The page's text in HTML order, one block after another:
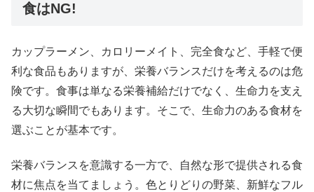
食はNG!
カップラーメン、カロリーメイト、完全食など、手軽で便
利な食品もありますが、栄養バランスだけを考えるのは危
険です。食事は単なる栄養補給だけでなく、生命力を支え
る大切な瞬間でもあります。そこで、生命力のある食材を
選ぶことが基本です。
栄養バランスを意識する一方で、自然な形で提供される食
材に焦点を当てましょう。色とりどりの野菜、新鮮なフル